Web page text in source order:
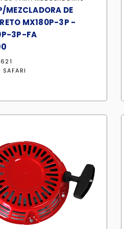
MEZCLADORA DE
MX180P-3P -
3P-FA
SAFARI